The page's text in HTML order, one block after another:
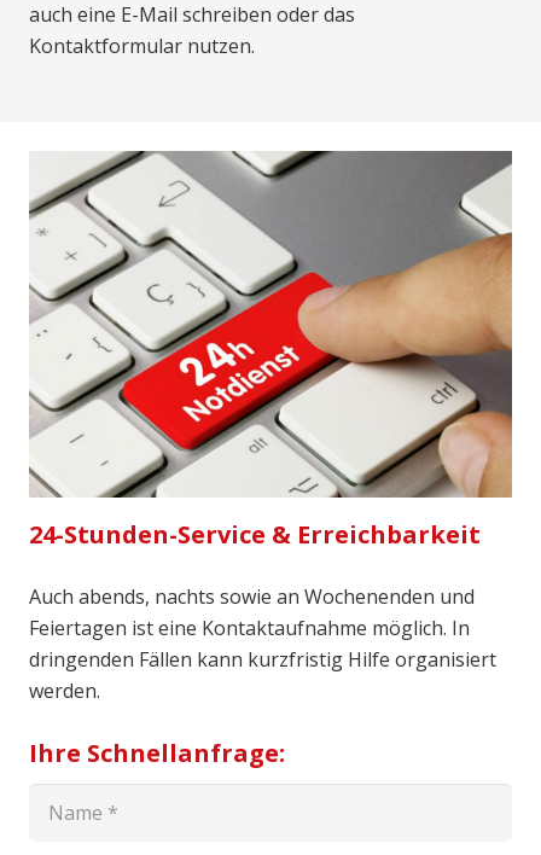
auch eine E-Mail schreiben oder das
Kontaktformular nutzen.
24-Stunden-Service & Erreichbarkeit
Auch abends, nachts sowie an Wochenenden und
Feiertagen ist eine Kontaktaufnahme möglich. In
dringenden Fällen kann kurzfristig Hilfe organisiert
werden.
Ihre Schnellanfrage: